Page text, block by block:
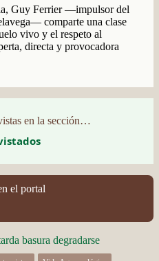
Guy Ferrier —impulsor del
comparte una clase
vivo y el respeto al
directa y provocadora
en la sección…
el portal